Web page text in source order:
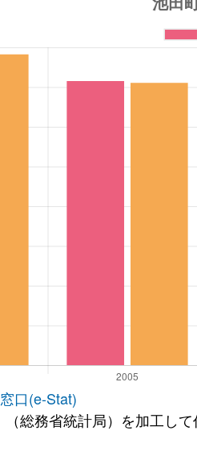
口(e-Stat)
（総務省統計局）を加工し